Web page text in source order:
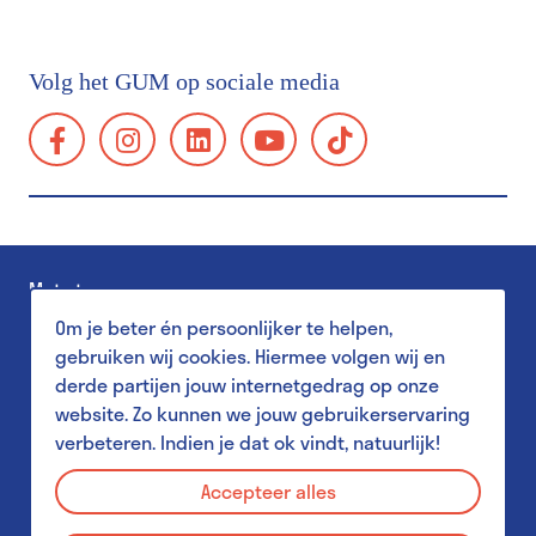
Om je beter én persoonlijker te helpen,
gebruiken wij cookies. Hiermee volgen wij en
derde partijen jouw internetgedrag op onze
website. Zo kunnen we jouw gebruikerservaring
verbeteren. Indien je dat ok vindt, natuurlijk!
Accepteer alles
Groepsbezoek
Schoolbezoek
Museum Shop
Salon
Pers
Aanbod voor scholen
MuST - Museum Student Team
Aanbod voor studenten
Volg het GUM op sociale media
facebook:
https://www.facebook.com/GUMgent/
instagram:
https://www.instagram.com/gumgent/
linkedin:
https://www.linkedin.com/company/
gents-
universiteitsmuseum-
youtube:
https://www.youtube.com/
Met steun van
Privacy Policy
Disclaimer